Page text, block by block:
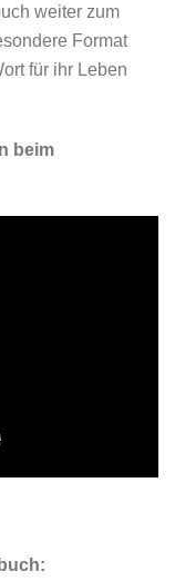
weiter zum
Format
für ihr Leben
beim